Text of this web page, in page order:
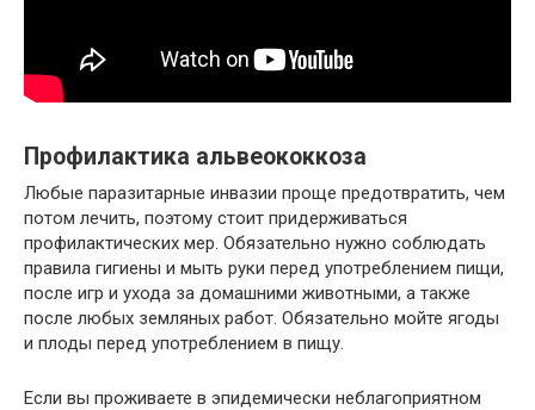
Профилактика альвеококкоза
Любые паразитарные инвазии проще предотвратить, чем
потом лечить, поэтому стоит придерживаться
профилактических мер. Обязательно нужно соблюдать
правила гигиены и мыть руки перед употреблением пищи,
после игр и ухода за домашними животными, а также
после любых земляных работ. Обязательно мойте ягоды
и плоды перед употреблением в пищу.
Если вы проживаете в эпидемически неблагоприятном